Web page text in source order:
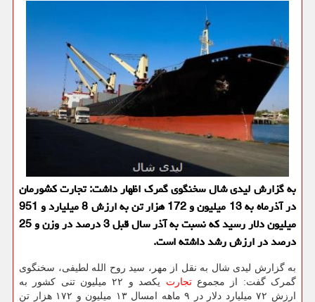
به گزارش لیدی شال سخنگوی گمرک اظهار داشت: تجارت کشورمان
در آذرماه به 13 میلیون و 172 هزار تن به ارزش 8 میلیارد و 951
میلیون دلار رسید که نسبت به آذر سال قبل 3 درصد در وزن و 25
درصد در ارزش رشد داشته است.
به گزارش لیدی شال به نقل از مهر، سید روح الله لطیفی، سخنگوی
گمرک گفت: از مجموعتجارت
یکصد و ۲۲ میلیون تنی کشور به
ارزش ۷۲ میلیارد دلار در ۹ ماهه امسال ۱۳ میلیون و ۱۷۲ هزار تن